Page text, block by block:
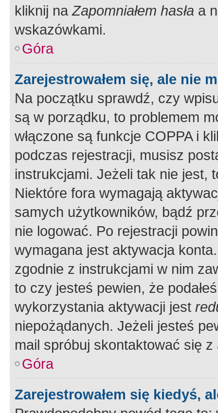
kliknij naZapomniałem hasła a
wskazówkami.
Góra
Zarejestrowałem się, ale nie
Na początku sprawdź, czy
są w porządku, to problemem
włączone są funkcje COPPA i
podczas rejestracji, musisz
instrukcjami. Jeżeli tak nie jest,
Niektóre fora wymagają
samych użytkowników, bądź
nie logować. Po rejestracji
wymagana jest aktywacja
zgodnie z instrukcjami w nim
to czy jesteś pewien, że
wykorzystania aktywacji jest
niepożądanych. Jeżeli jesteś
mail spróbuj skontaktować się
Góra
Zarejestrowałem się kiedyś,